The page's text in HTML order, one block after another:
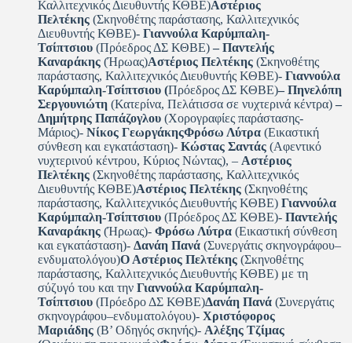
Καλλιτεχνικός Διευθυντής ΚΘΒΕ)Αστέριος
Πελτέκης (Σκηνοθέτης παράστασης, Καλλιτεχνικός
Διευθυντής ΚΘΒΕ)- Γιαννούλα Καρύμπαλη-
Τσίπτσιου (Πρόεδρος ΔΣ ΚΘΒΕ) – Παντελής
Καναράκης (Ήρωας)Αστέριος Πελτέκης (Σκηνοθέτης
παράστασης, Καλλιτεχνικός Διευθυντής ΚΘΒΕ)- Γιαννούλα
Καρύμπαλη-Τσίπτσιου (Πρόεδρος ΔΣ ΚΘΒΕ)– Πηνελόπη
Σεργουνιώτη (Κατερίνα, Πελάτισσα σε νυχτερινά κέντρα) –
Δημήτρης Παπάζογλου (Χορογραφίες παράστασης-
Μάριος)- Νίκος ΓεωργάκηςΦρόσω Λύτρα (Εικαστική
σύνθεση και εγκατάσταση)- Κώστας Σαντάς (Αφεντικό
νυχτερινού κέντρου, Κύριος Νώντας), – Αστέριος
Πελτέκης (Σκηνοθέτης παράστασης, Καλλιτεχνικός
Διευθυντής ΚΘΒΕ)Αστέριος Πελτέκης (Σκηνοθέτης
παράστασης, Καλλιτεχνικός Διευθυντής ΚΘΒΕ) Γιαννούλα
Καρύμπαλη-Τσίπτσιου (Πρόεδρος ΔΣ ΚΘΒΕ)- Παντελής
Καναράκης (Ήρωας)- Φρόσω Λύτρα (Εικαστική σύνθεση
και εγκατάσταση)- Δανάη Πανά (Συνεργάτις σκηνογράφου–
ενδυματολόγου)Ο Αστέριος Πελτέκης (Σκηνοθέτης
παράστασης, Καλλιτεχνικός Διευθυντής ΚΘΒΕ) με τη
σύζυγό του και την Γιαννούλα Καρύμπαλη-
Τσίπτσιου (Πρόεδρο ΔΣ ΚΘΒΕ)Δανάη Πανά (Συνεργάτις
σκηνογράφου–ενδυματολόγου)- Χριστόφορος
Μαριάδης (Β’ Οδηγός σκηνής)- Αλέξης Τζίμας